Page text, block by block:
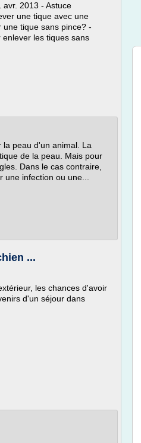
2013 - Astuce
une tique avec une
une tique sans pince? -
les tiques sans
peau d'un animal. La
de la peau. Mais pour
Dans le cas contraire,
infection ou une...
...
les chances d'avoir
d'un séjour dans